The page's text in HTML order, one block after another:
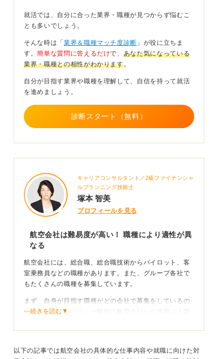
語学力や振る舞いを磨いて選考の対策をおこなおう
CAやグランドスタッフを目指すのであれば、振る舞い、
面接練習も一般企業とは異なる部分があるので、しっか
り対策が必要です。また、CAは体力も必要とされるの
0
就活では、自分に合った業界・職種が見つからず悩むこ
とも多いでしょう。
そんな時は「 業界＆職種マッチ度診断 」が役に立ちま
す。簡単な質問に答えるだけで、 あなた気になっている
業界・職種との相性がわかります。
自分が目指す業界や職種を理解して、自信を持って就活
を進めましょう。
診断スタート（無料）
キャリアコンサルタント／2級ファイナンシャ
ルプランニング技能士
塚本 智美
プロフィールを見る
航空会社は難易度が高い！ 職種により適性が異
なる
航空会社には、総合職、総合職技術からパイロット、客
室乗務員などの職種があります。また、グループ各社で
もたくさんの職種を募集しています。
まず、自身が目指す職種がどの会社で募集をしているの
かを確認しましょう。一般的に航空会社への就職は人気
ます。
やはりJAL、ANAで採用している総合職事務系、総合職
⋯続きを読む▼
以下の記事では航空会社の具体的な仕事内容や就職に向けた対